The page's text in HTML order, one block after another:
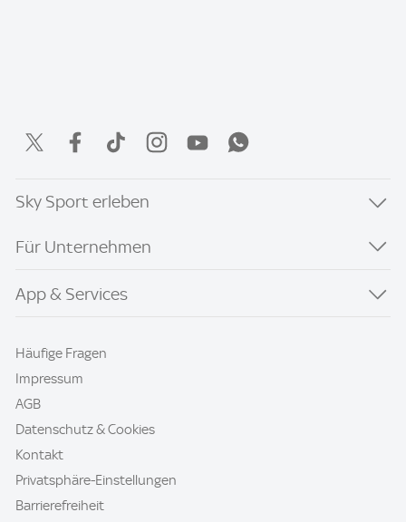
Sky Sport erleben
Für Unternehmen
App & Services
Häufige Fragen
Impressum
AGB
Datenschutz & Cookies
Kontakt
Privatsphäre-Einstellungen
Barrierefreiheit